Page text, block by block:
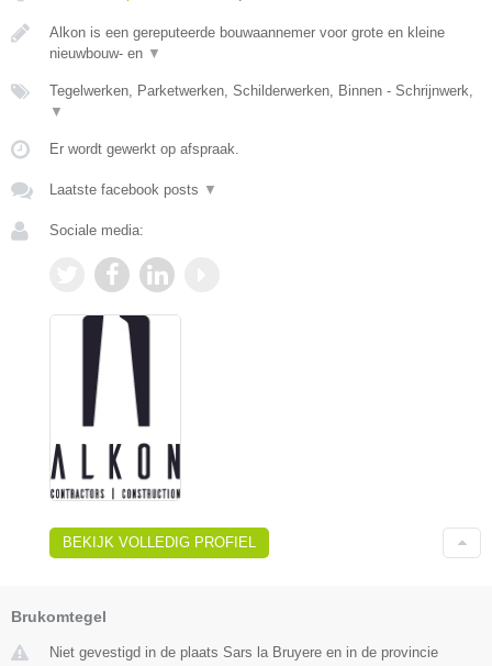
Alkon is een gereputeerde bouwaannemer voor grote en kleine
nieuwbouw- en ▼
Tegelwerken, Parketwerken, Schilderwerken, Binnen - Schrijnwerk,
▼
Er wordt gewerkt op afspraak.
Laatste facebook posts ▼
Sociale media:
BEKIJK VOLLEDIG PROFIEL
Brukomtegel
Niet gevestigd in de plaats Sars la Bruyere en in de provincie